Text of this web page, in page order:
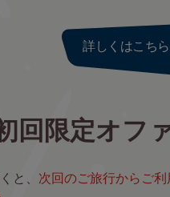
詳しくはこち
回限定オフ
と、 次回のご旅行からご利